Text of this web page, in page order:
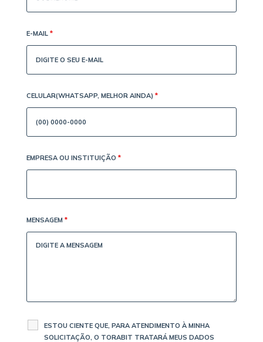
E-MAIL *
CELULAR(WHATSAPP, MELHOR AINDA) *
EMPRESA OU INSTITUIÇÃO *
MENSAGEM *
ESTOU CIENTE QUE, PARA ATENDIMENTO À MINHA
SOLICITAÇÃO, O TORABIT TRATARÁ MEUS DADOS